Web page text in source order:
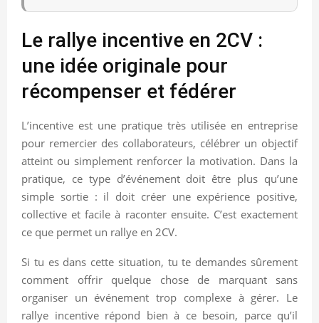
Le rallye incentive en 2CV :
une idée originale pour
récompenser et fédérer
L’incentive est une pratique très utilisée en entreprise
pour remercier des collaborateurs, célébrer un objectif
atteint ou simplement renforcer la motivation. Dans la
pratique, ce type d’événement doit être plus qu’une
simple sortie : il doit créer une expérience positive,
collective et facile à raconter ensuite. C’est exactement
ce que permet un rallye en 2CV.
Si tu es dans cette situation, tu te demandes sûrement
comment offrir quelque chose de marquant sans
organiser un événement trop complexe à gérer. Le
rallye incentive répond bien à ce besoin, parce qu’il